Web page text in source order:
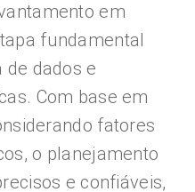
em
fundamental
de dados e
Com base em
fatores
o planejamento
e confiáveis,